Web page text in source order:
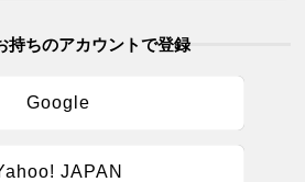
持ちのアカウントで登録
Google
JAPAN